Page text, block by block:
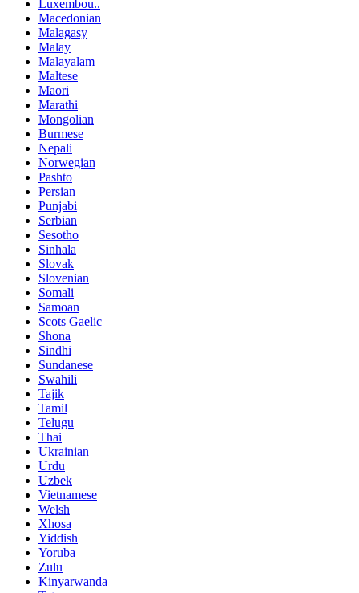
Luxembou..
Macedonian
Malagasy
Malay
Malayalam
Maltese
Maori
Marathi
Mongolian
Burmese
Nepali
Norwegian
Pashto
Persian
Punjabi
Serbian
Sesotho
Sinhala
Slovak
Slovenian
Somali
Samoan
Scots Gaelic
Shona
Sindhi
Sundanese
Swahili
Tajik
Tamil
Telugu
Thai
Ukrainian
Urdu
Uzbek
Vietnamese
Welsh
Xhosa
Yiddish
Yoruba
Zulu
Kinyarwanda